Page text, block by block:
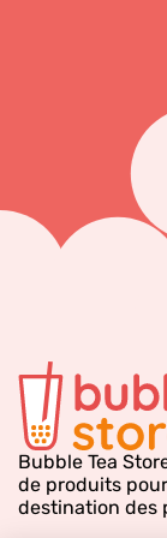
N'oubliez pas
indispensable
de la
des bubble tea
exemple. Un
Bubble Tea
de produits
destination des